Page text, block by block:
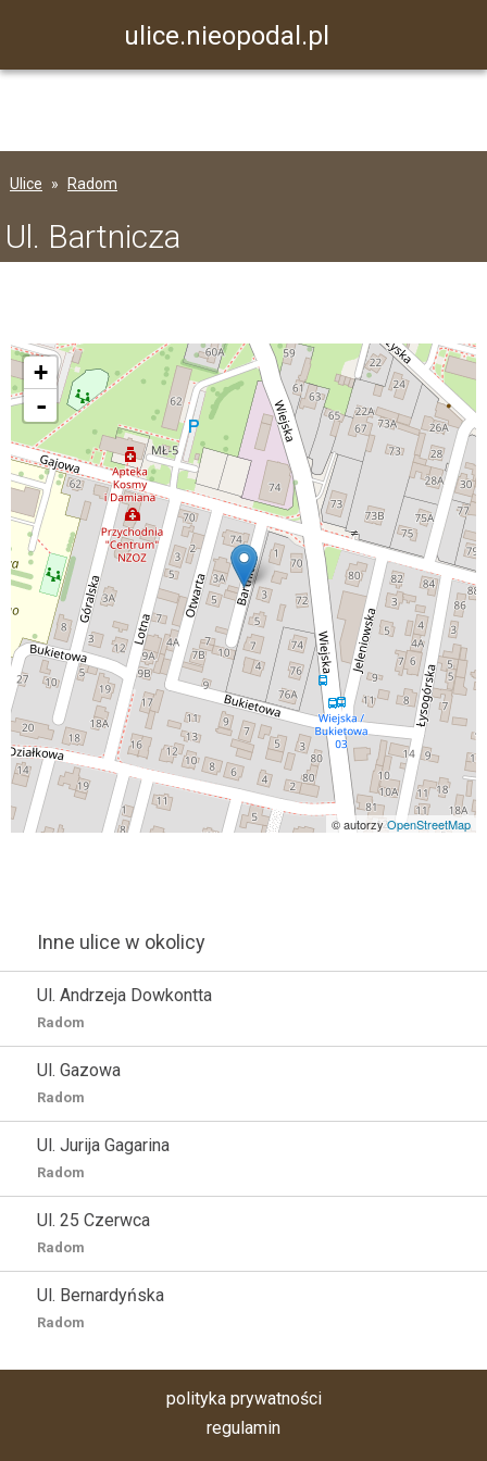
ulice.nieopodal.pl
Ulice Radom
Ul. Bartnicza
+
-
© autorzyOpenStreetMap
Inne ulice w okolicy
Ul. Andrzeja Dowkontta
Radom
Ul. Gazowa
Radom
Ul. Jurija Gagarina
Radom
Ul. 25 Czerwca
Radom
Ul. Bernardyńska
Radom
polityka prywatności
regulamin